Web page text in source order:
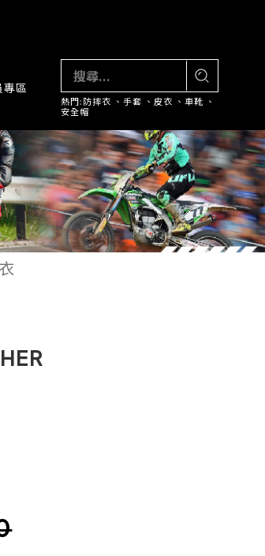
專區
熱門:防摔衣 、手套 、 皮衣 、車靴 、
安全帽